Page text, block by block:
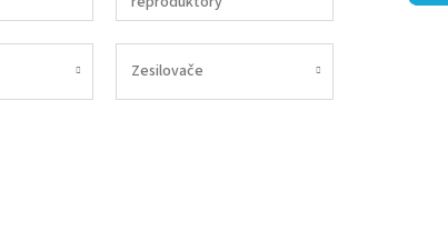
Zesilovače